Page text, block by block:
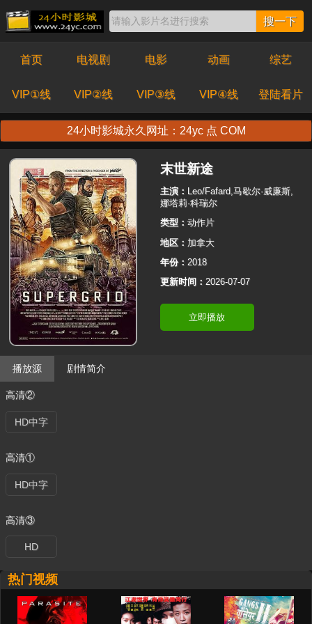
搜一下
首页 电视剧 电影 动画 综艺
VIP①线 VIP②线 VIP③线 VIP④线 登陆看片
24小时影城永久网址：24yc 点 COM
末世新途
主演： Leo/Fafard,马歇尔·威廉斯,
娜塔莉·科瑞尔
类型：动作片
地区： 加拿大
年份： 2018
更新时间：2026-07-07
立即播放
播放源 剧情简介
高清②
HD中字
高清①
HD中字
高清③
HD
热门视频